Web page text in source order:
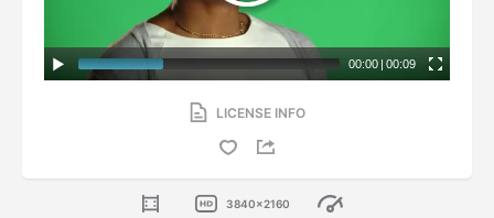
00:00 | 00:09
LICENSE INFO
3840x2160